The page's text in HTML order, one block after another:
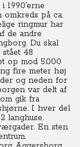
1990’erne
på ca.
ringmur har
de andre
Du skal
48
op mod 5.000
fire meter høj
og neden for
var delt af
gik fra
I hver del
langhuse.
En sten